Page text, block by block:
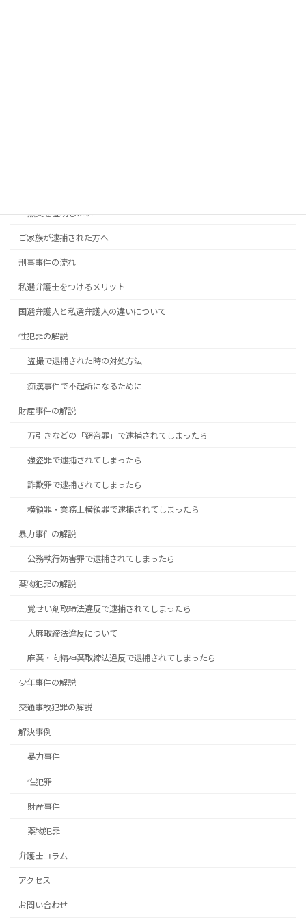
無実を証明したい
ご家族が逮捕された方へ
刑事事件の流れ
私選弁護士をつけるメリット
国選弁護人と私選弁護人の違いについて
性犯罪の解説
盗撮で逮捕された時の対処方法
痴漢事件で不起訴になるために
財産事件の解説
万引きなどの「窃盗罪」で逮捕されてしまったら
強盗罪で逮捕されてしまったら
詐欺罪で逮捕されてしまったら
横領罪・業務上横領罪で逮捕されてしまったら
暴力事件の解説
公務執行妨害罪で逮捕されてしまったら
薬物犯罪の解説
覚せい剤取締法違反で逮捕されてしまったら
大麻取締法違反について
麻薬・向精神薬取締法違反で逮捕されてしまったら
少年事件の解説
交通事故犯罪の解説
解決事例
暴力事件
性犯罪
財産事件
薬物犯罪
弁護士コラム
アクセス
お問い合わせ